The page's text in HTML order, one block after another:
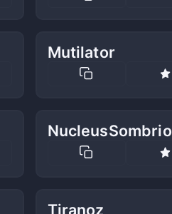
Mutilator
NucleusSombrio
Tiranoz